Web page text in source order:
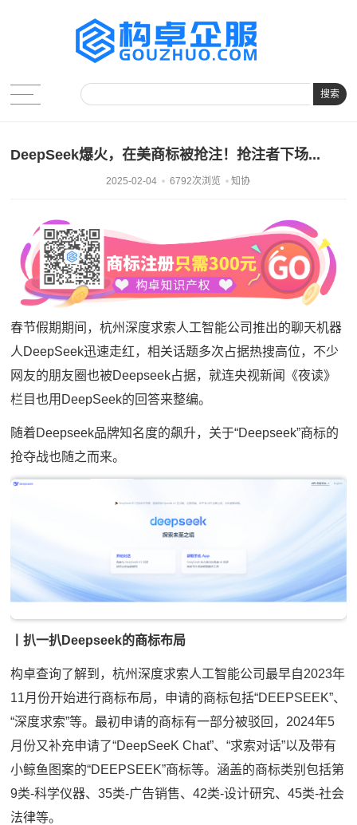
搜索
DeepSeek爆火，在美商标被抢注！抢注者下场...
2025-02-04 6792次浏览 知协
春节假期期间，杭州深度求索人工智能公司推出的聊天机器
人DeepSeek迅速走红，相关话题多次占据热搜高位，不少
网友的朋友圈也被Deepseek占据，就连央视新闻《夜读》
栏目也用DeepSeek的回答来整编。
随着Deepseek品牌知名度的飙升，关于“Deepseek”商标的
抢夺战也随之而来。
丨扒一扒Deepseek的商标布局
构卓查询了解到，杭州深度求索人工智能公司最早自2023年
11月份开始进行商标布局，申请的商标包括“DEEPSEEK”、
“深度求索”等。最初申请的商标有一部分被驳回，2024年5
月份又补充申请了“DeepSeeK Chat”、“求索对话”以及带有
小鲸鱼图案的“DEEPSEEK”商标等。涵盖的商标类别包括第
9类-科学仪器、35类-广告销售、42类-设计研究、45类-社会
法律等。